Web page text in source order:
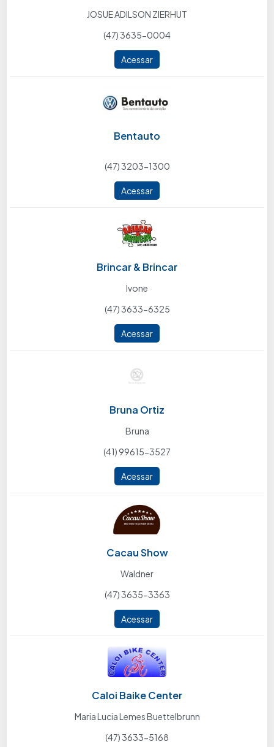
JOSUE ADILSON ZIERHUT
(47) 3635-0004
Acessar
Bentauto
(47) 3203-1300
Acessar
Brincar & Brincar
Ivone
(47) 3633-6325
Acessar
Bruna Ortiz
Bruna
(41) 99615-3527
Acessar
Cacau Show
Waldner
(47) 3635-3363
Acessar
Caloi Baike Center
Maria Lucia Lemes Buettelbrunn
(47) 3633-5168